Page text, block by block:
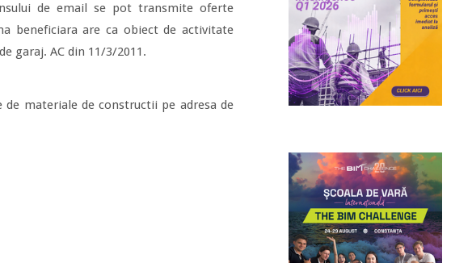
de email se pot transmite oferte
beneficiara are ca obiect de activitate
garaj. AC din 11/3/2011.
materiale de constructii pe adresa de